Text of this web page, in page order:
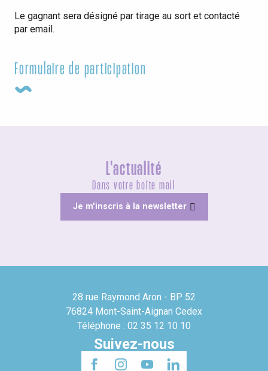
Le gagnant sera désigné par tirage au sort et contacté
par email.
Formulaire de participation
L'actualité
Dans votre boîte mail
Je m'inscris à la newsletter
28 rue Raymond Aron - BP 52
76824 Mont-Saint-Aignan Cedex
Téléphone : 02 35 12 10 10
Suivez-nous